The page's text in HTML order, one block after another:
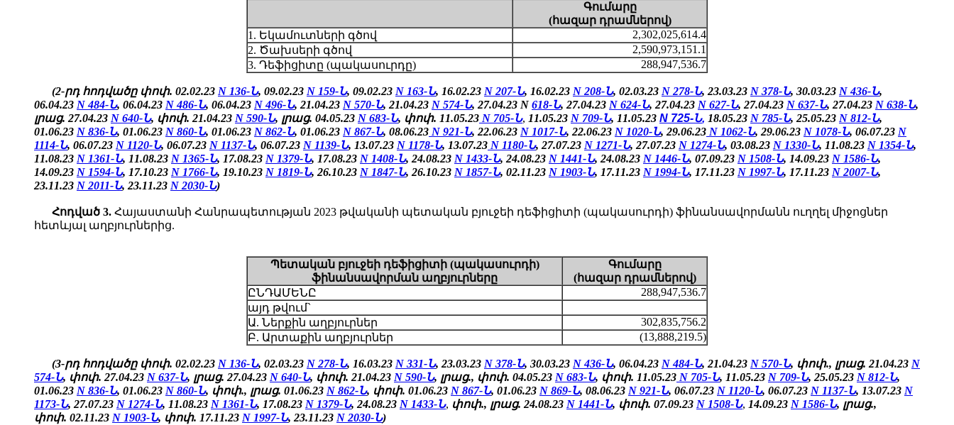
Գումարը
(հազար դրամներով)
1. Եկամուտների գծով
2,302,025,614.4
2. Ծախսերի գծով
2,590,973,151.1
3. Դեֆիցիտը (պակասուրդը)
288,947,536.7
(2-րդ հոդվածը փոփ. 02.02.23 N 136-Ն, 09.02.23 N 159-Ն, 09.02.23 N 163-Ն, 16.02.23 N 207-Ն, 16.02.23 N 208-Ն, 02.03.23 N 278-Ն, 23.03.23 N 378-Ն, 30.03.23 N 436-Ն,
06.04.23 N 484-Ն, 06.04.23 N 486-Ն, 06.04.23 N 496-Ն, 21.04.23 N 570-Ն, 21.04.23 N 574-Ն, 27.04.23 N 618-Ն, 27.04.23 N 624-Ն, 27.04.23 N 627-Ն, 27.04.23 N 637-Ն, 27.04.23 N 638-Ն,
լրաց. 27.04.23 N 640-Ն, փոփ. 21.04.23 N 590-Ն, լրաց. 04.05.23 N 683-Ն, փոփ. 11.05.23 N 705-Ն, 11.05.23 N 709-Ն, 11.05.23 N 725-Ն, 18.05.23 N 785-Ն, 25.05.23 N 812-Ն,
01.06.23 N 836-Ն, 01.06.23 N 860-Ն, 01.06.23 N 862-Ն, 01.06.23 N 867-Ն, 08.06.23 N 921-Ն, 22.06.23 N 1017-Ն, 22.06.23 N 1020-Ն, 29.06.23 N 1062-Ն, 29.06.23 N 1078-Ն, 06.07.23 N
1114-Ն, 06.07.23 N 1120-Ն, 06.07.23 N 1137-Ն, 06.07.23 N 1139-Ն, 13.07.23 N 1178-Ն, 13.07.23 N 1180-Ն, 27.07.23 N 1271-Ն, 27.07.23 N 1274-Ն, 03.08.23 N 1330-Ն, 11.08.23 N 1354-Ն,
11.08.23 N 1361-Ն, 11.08.23 N 1365-Ն, 17.08.23 N 1379-Ն, 17.08.23 N 1408-Ն, 24.08.23 N 1433-Ն, 24.08.23 N 1441-Ն, 24.08.23 N 1446-Ն, 07.09.23 N 1508-Ն, 14.09.23 N 1586-Ն,
14.09.23 N 1594-Ն, 17.10.23 N 1766-Ն, 19.10.23 N 1819-Ն, 26.10.23 N 1847-Ն, 26.10.23 N 1857-Ն, 02.11.23 N 1903-Ն, 17.11.23 N 1994-Ն, 17.11.23 N 1997-Ն, 17.11.23 N 2007-Ն,
23.11.23 N 2011-Ն, 23.11.23 N 2030-Ն)
Հոդված 3. Հայաստանի Հանրապետության 2023 թվականի պետական բյուջեի դեֆիցիտի (պակասուրդի) ֆինանսավորմանն ուղղել միջոցներ
հետևյալ աղբյուրներից.
Պետական բյուջեի դեֆիցիտի (պակասուրդի)
ֆինանսավորման աղբյուրները
Գումարը
(հազար դրամներով)
ԸՆԴԱՄԵՆԸ
288,947,536.7
այդ թվում`
Ա. Ներքին աղբյուրներ
302,835,756.2
Բ. Արտաքին աղբյուրներ
(13,888,219.5)
(3-րդ հոդվածը փոփ. 02.02.23 N 136-Ն, 02.03.23 N 278-Ն, 16.03.23 N 331-Ն, 23.03.23 N 378-Ն, 30.03.23 N 436-Ն, 06.04.23 N 484-Ն, 21.04.23 N 570-Ն, փոփ., լրաց. 21.04.23 N
574-Ն, փոփ. 27.04.23 N 637-Ն, լրաց. 27.04.23 N 640-Ն, փոփ. 21.04.23 N 590-Ն, լրաց., փոփ. 04.05.23 N 683-Ն, փոփ. 11.05.23 N 705-Ն, 11.05.23 N 709-Ն, 25.05.23 N 812-Ն,
01.06.23 N 836-Ն, 01.06.23 N 860-Ն, փոփ., լրաց. 01.06.23 N 862-Ն, փոփ. 01.06.23 N 867-Ն, 01.06.23 N 869-Ն, 08.06.23 N 921-Ն, 06.07.23 N 1120-Ն, 06.07.23 N 1137-Ն, 13.07.23 N
1173-Ն, 27.07.23 N 1274-Ն, 11.08.23 N 1361-Ն, 17.08.23 N 1379-Ն,24.08.23 N 1433-Ն, փոփ., լրաց. 24.08.23 N 1441-Ն, փոփ. 07.09.23 N 1508-Ն, 14.09.23 N 1586-Ն, լրաց.,
փոփ. 02.11.23 N 1903-Ն, փոփ. 17.11.23 N 1997-Ն,23.11.23 N 2030-Ն)